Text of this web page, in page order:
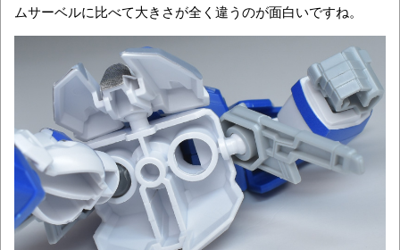
ムサーベルに比べて大きさが全く違うのが面白いですね。